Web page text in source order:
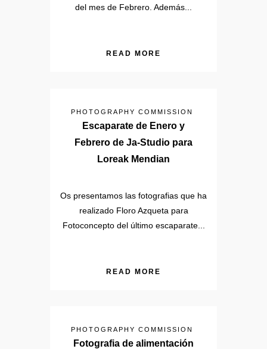
del mes de Febrero. Además...
READ MORE
PHOTOGRAPHY COMMISSION
Escaparate de Enero y
Febrero de Ja-Studio para
Loreak Mendian
Os presentamos las fotografias que ha
realizado Floro Azqueta para
Fotoconcepto del último escaparate...
READ MORE
PHOTOGRAPHY COMMISSION
Fotografia de alimentación